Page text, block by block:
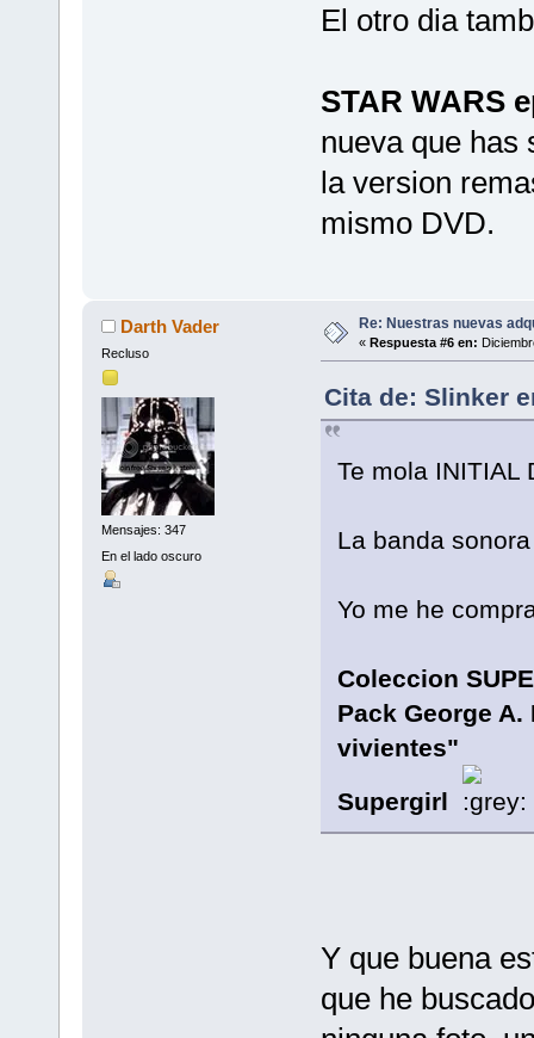
El otro dia
STAR WARS
nueva que has
la version
mismo DVD.
Darth Vader
Recluso
Mensajes: 347
En el lado oscuro
Re: Nuestras nuevas
« Respuesta #6 en:
Cita de: Slinker
Te mola
La banda
Yo me he
Coleccion
Pack George
vivientes"
Supergirl
Y que buena
que he